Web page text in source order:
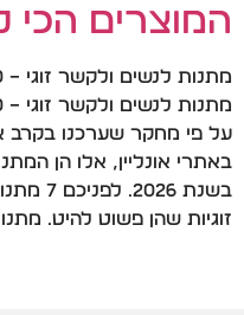
המוצרים
על פי מחקר שערכנו בקרב
באתרי אונליין, אלו הן
זוגיות שהן פשוט להיט. מתנות